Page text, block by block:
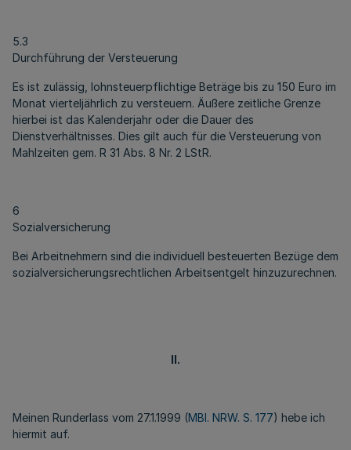
5.3
Durchführung der Versteuerung
Es ist zulässig, lohnsteuerpflichtige Beträge bis zu 150 Euro im
Monat vierteljährlich zu versteuern. Äußere zeitliche Grenze
hierbei ist das Kalenderjahr oder die Dauer des
Dienstverhältnisses. Dies gilt auch für die Versteuerung von
Mahlzeiten gem. R 31 Abs. 8 Nr. 2 LStR.
6
Sozialversicherung
Bei Arbeitnehmern sind die individuell besteuerten Bezüge dem
sozialversicherungsrechtlichen Arbeitsentgelt hinzuzurechnen.
II.
Meinen Runderlass vom 27.1.1999 (MBl. NRW. S. 177) hebe ich
hiermit auf.